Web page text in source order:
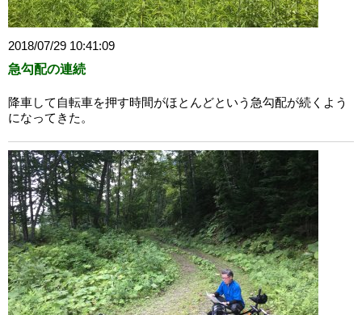
2018/07/29 10:41:09
急勾配の連続
降車して自転車を押す時間がほとんどという急勾配が続くよう
になってきた。